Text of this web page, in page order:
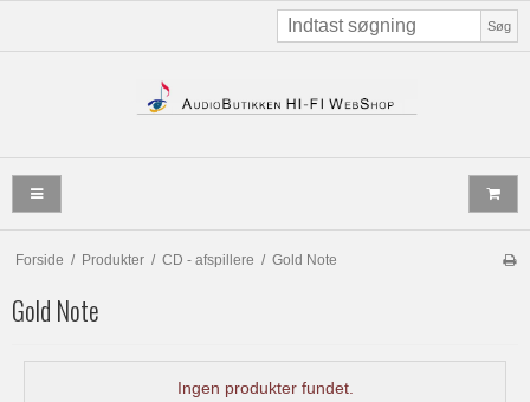
Søg
Forside / Produkter / CD - afspillere / Gold Note
Gold Note
Ingen produkter fundet.